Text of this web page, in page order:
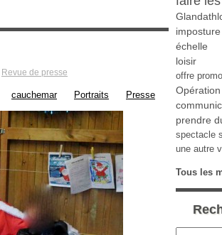
Revue de presse
cauchemar Portraits Presse
échelle
loisir
offre
Opération
prendre
spectacle
une autre
Tous les